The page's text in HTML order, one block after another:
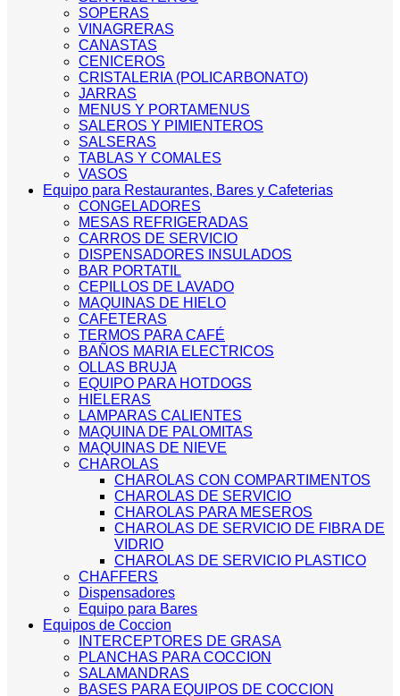
SOPERAS
VINAGRERAS
CANASTAS
CENICEROS
CRISTALERIA (POLICARBONATO)
JARRAS
MENUS Y PORTAMENUS
SALEROS Y PIMIENTEROS
SALSERAS
TABLAS Y COMALES
VASOS
Equipo para Restaurantes, Bares y Cafeterias
CONGELADORES
MESAS REFRIGERADAS
CARROS DE SERVICIO
DISPENSADORES INSULADOS
BAR PORTATIL
CEPILLOS DE LAVADO
MAQUINAS DE HIELO
CAFETERAS
TERMOS PARA CAFÉ
BAÑOS MARIA ELECTRICOS
OLLAS BRUJA
EQUIPO PARA HOTDOGS
HIELERAS
LAMPARAS CALIENTES
MAQUINA DE PALOMITAS
MAQUINAS DE NIEVE
CHAROLAS
CHAROLAS CON COMPARTIMENTOS
CHAROLAS DE SERVICIO
CHAROLAS PARA MESEROS
CHAROLAS DE SERVICIO DE FIBRA DE
VIDRIO
CHAROLAS DE SERVICIO PLASTICO
CHAFFERS
Dispensadores
Equipo para Bares
Equipos de Coccion
INTERCEPTORES DE GRASA
PLANCHAS PARA COCCION
SALAMANDRAS
BASES PARA EQUIPOS DE COCCION